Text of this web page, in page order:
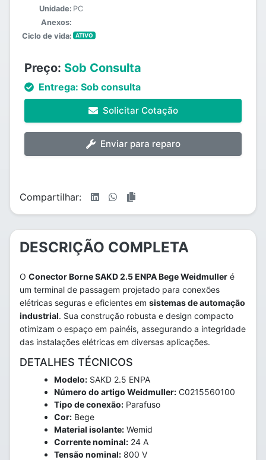
Unidade: PC
Anexos:
Ciclo de vida:
ATIVO
Preço: Sob Consulta
Entrega: Sob consulta
Solicitar Cotação
Enviar para reparo
Compartilhar:
DESCRIÇÃO COMPLETA
O Conector Borne SAKD 2.5 ENPA Bege Weidmuller é
um terminal de passagem projetado para conexões
elétricas seguras e eficientes em sistemas de automação
industrial. Sua construção robusta e design compacto
otimizam o espaço em painéis, assegurando a integridade
das instalações elétricas em diversas aplicações.
DETALHES TÉCNICOS
Modelo: SAKD 2.5 ENPA
Número do artigo Weidmuller: C0215560100
Tipo de conexão: Parafuso
Cor: Bege
Material isolante: Wemid
Corrente nominal: 24 A
Tensão nominal: 800 V